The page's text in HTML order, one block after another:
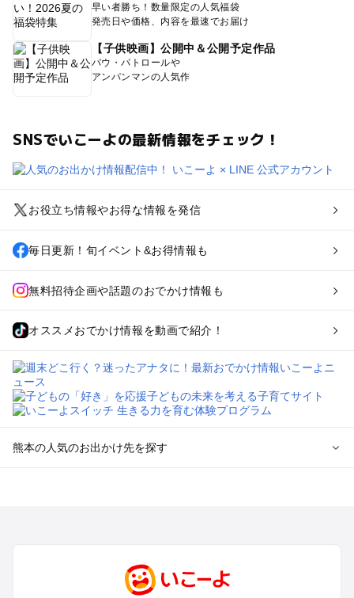
早い者勝ち！数量限定の人気福袋
発売日や価格、内容を最速でお届け
【子供映画】公開中＆公開予定作品
パウ・パトロールや
アンパンマンの人気作
SNSでいこーよの最新情報をチェック！
お役立ち情報やお得な情報を発信
毎日更新！旬イベント&お得情報も
無料招待企画や話題のおでかけ情報も
オススメおでかけ情報を動画で紹介！
熊本の人気のお出かけ先を探す
天草のプールお出かけ
人吉・球磨のプールお出かけ